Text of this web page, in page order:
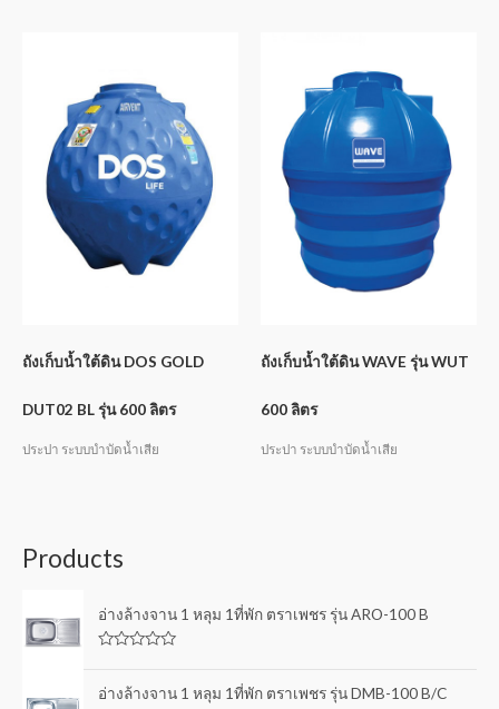
ถังเก็บน้ำใต้ดิน DOS GOLD
DUT02 BL รุ่น 600 ลิตร
ประปา ระบบบำบัดน้ำเสีย
ถังเก็บน้ำใต้ดิน WAVE รุ่น WUT
600 ลิตร
ประปา ระบบบำบัดน้ำเสีย
Products
อ่างล้างจาน 1 หลุม 1ที่พัก ตราเพชร รุ่น ARO-100 B
t
e
อ่างล้างจาน 1 หลุม 1ที่พัก ตราเพชร รุ่น DMB-100 B/C